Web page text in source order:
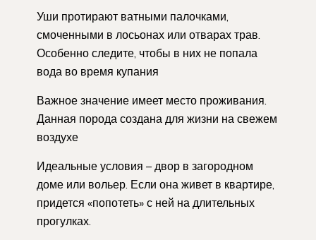
Уши протирают ватными палочками,
смоченными в лосьонах или отварах трав.
Особенно следите, чтобы в них не попала
вода во время купания
Важное значение имеет место проживания.
Данная порода создана для жизни на свежем
воздухе
Идеальные условия – двор в загородном
доме или вольер. Если она живет в квартире,
придется «попотеть» с ней на длительных
прогулках.